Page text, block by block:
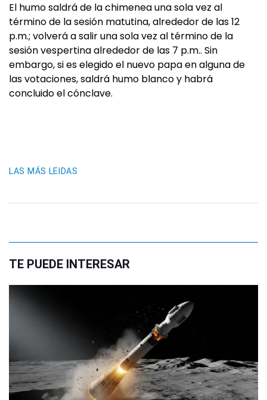
El humo saldrá de la chimenea una sola vez al
término de la sesión matutina, alrededor de las 12
p.m.; volverá a salir una sola vez al término de la
sesión vespertina alrededor de las 7 p.m.. Sin
embargo, si es elegido el nuevo papa en alguna de
las votaciones, saldrá humo blanco y habrá
concluido el cónclave.
LAS MÁS LEIDAS
TE PUEDE INTERESAR